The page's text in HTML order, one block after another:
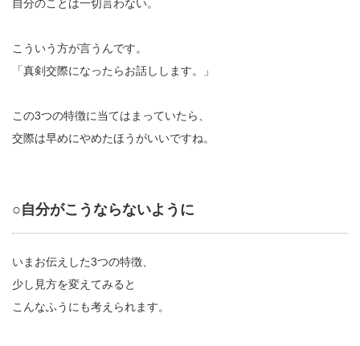
自分のことは一切言わない。
こういう方が言うんです。
「真剣交際になったらお話しします。」
この3つの特徴に当てはまっていたら、
交際は早めにやめたほうがいいですね。
○自分がこうならないように
いまお伝えした3つの特徴、
少し見方を変えてみると
こんなふうにも考えられます。